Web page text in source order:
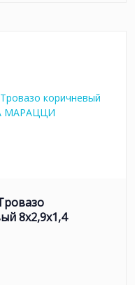
8x2,9x1,4